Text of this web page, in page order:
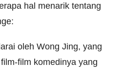
hal menarik tentang
oleh Wong Jing, yang
film komedinya yang